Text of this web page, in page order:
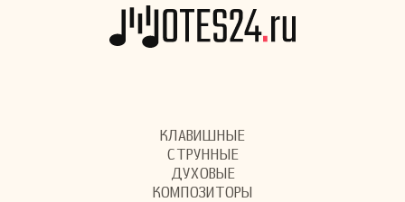
КЛАВИШНЫЕ
СТРУННЫЕ
ДУХОВЫЕ
КОМПОЗИТОРЫ